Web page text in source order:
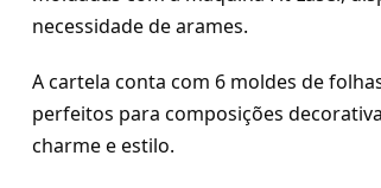
necessidade de arames.
A cartela conta com 6 moldes de
perfeitos para composições
charme e estilo.